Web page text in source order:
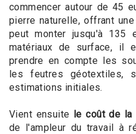
commencer autour de 45
pierre naturelle, offrant
peut monter jusqu'à 135
matériaux de surface, il
prendre en compte les
les feutres géotextiles,
estimations initiales.
Vient ensuite le coût de la
de l'ampleur du travail à